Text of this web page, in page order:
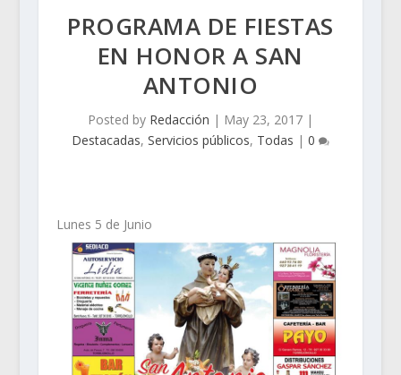
PROGRAMA DE FIESTAS
EN HONOR A SAN
ANTONIO
Posted by Redacción | May 23, 2017|
Destacadas, Servicios públicos, Todas | 0
Lunes 5 de Junio